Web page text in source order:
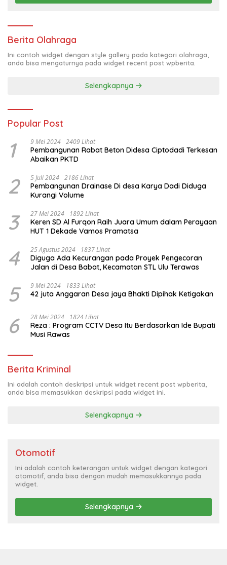
Berita Olahraga
Ini contoh widget dengan style gallery pada kategori olahraga,
anda bisa mengaturnya pada widget recent post wpberita.
Selengkapnya
Popular Post
1 9 Mei 2024 2409 Lihat
Pembangunan Rabat Beton Didesa Ciptodadi Terkesan
Abaikan PKTD
2 5 Juli 2024 2186 Lihat
Pembangunan Drainase Di desa Karya Dadi Diduga
Kurangi Volume
3 27 Mei 2024 1892 Lihat
Keren SD Al Furqon Raih Juara Umum dalam Perayaan
HUT 1 Dekade Vamos Pramatsa
4 25 Agustus 2024 1837 Lihat
Diguga Ada Kecurangan pada Proyek Pengecoran
Jalan di Desa Babat, Kecamatan STL Ulu Terawas
5 9 Mei 2024 1833 Lihat
42 juta Anggaran Desa jaya Bhakti Dipihak Ketigakan
6 28 Mei 2024 1824 Lihat
Reza : Program CCTV Desa Itu Berdasarkan Ide Bupati
Musi Rawas
Berita Kriminal
Ini adalah contoh deskripsi untuk widget recent post wpberita,
anda bisa memasukkan deskripsi pada widget ini.
Selengkapnya
Otomotif
Ini adalah contoh keterangan untuk widget dengan kategori
otomotif, anda bisa dengan mudah memasukkannya pada
widget.
Selengkapnya